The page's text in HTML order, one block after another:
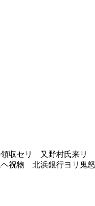
収セリ 又野村氏来
物 北浜銀行ヨリ鬼